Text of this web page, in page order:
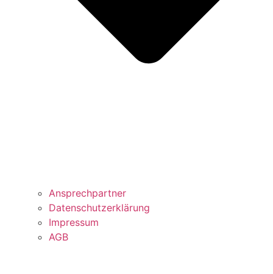
Ansprechpartner
Datenschutzerklärung
Impressum
AGB